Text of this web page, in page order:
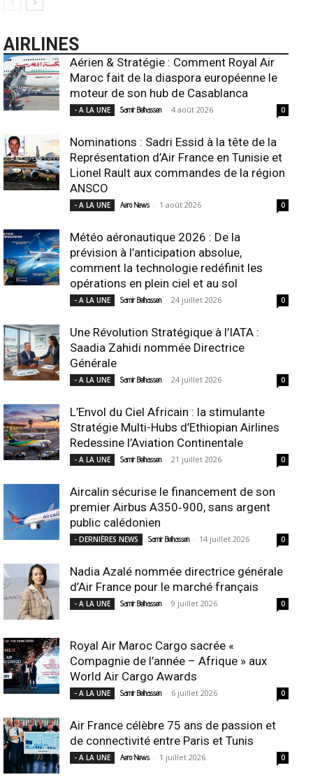
AIRLINES
Aérien & Stratégie : Comment Royal Air
Maroc fait de la diaspora européenne le
moteur de son hub de Casablanca
- A LA UNE Samir Belhassen - 4 août 2026 0
Nominations : Sadri Essid à la tête de la
Représentation d’Air France en Tunisie et
Lionel Rault aux commandes de la région
ANSCO
- A LA UNE Aero News - 1 août 2026 0
Météo aéronautique 2026 : De la
prévision à l’anticipation absolue,
comment la technologie redéfinit les
opérations en plein ciel et au sol
- A LA UNE Samir Belhassen - 24 juillet 2026 0
Une Révolution Stratégique à l’IATA :
Saadia Zahidi nommée Directrice
Générale
- A LA UNE Samir Belhassen - 24 juillet 2026 0
L’Envol du Ciel Africain : la stimulante
Stratégie Multi-Hubs d’Ethiopian Airlines
Redessine l’Aviation Continentale
- A LA UNE Samir Belhassen - 21 juillet 2026 0
Aircalin sécurise le financement de son
premier Airbus A350‑900, sans argent
public calédonien
- DERNIÈRES NEWS Samir Belhassen - 14 juillet 2026 0
Nadia Azalé nommée directrice générale
d’Air France pour le marché français
- A LA UNE Samir Belhassen - 9 juillet 2026 0
Royal Air Maroc Cargo sacrée «
Compagnie de l’année – Afrique » aux
World Air Cargo Awards
- A LA UNE Samir Belhassen - 6 juillet 2026 0
Air France célèbre 75 ans de passion et
de connectivité entre Paris et Tunis
- A LA UNE Aero News - 1 juillet 2026 0